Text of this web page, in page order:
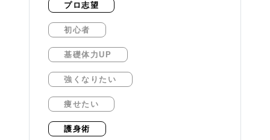
プロ志望
初心者
基礎体力UP
強くなりたい
痩せたい
護身術